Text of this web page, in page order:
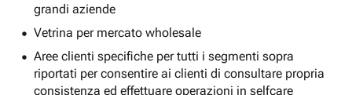
grandi aziende
Vetrina per mercato wholesale
Aree clienti specifiche per tutti i segmenti sopra
riportati per consentire ai clienti di consultare propria
consistenza ed effettuare operazioni in selfcare